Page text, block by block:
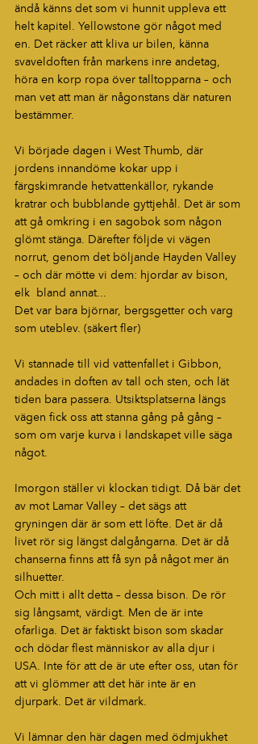
ändå känns det som vi hunnit uppleva ett
helt kapitel. Yellowstone gör något med
en. Det räcker att kliva ur bilen, känna
svaveldoften från markens inre andetag,
höra en korp ropa över talltopparna – och
man vet att man är någonstans där naturen
bestämmer.
Vi började dagen i West Thumb, där
jordens innandöme kokar upp i
färgskimrande hetvattenkällor, rykande
kratrar och bubblande gyttjehål. Det är som
att gå omkring i en sagobok som någon
glömt stänga. Därefter följde vi vägen
norrut, genom det böljande Hayden Valley
– och där mötte vi dem: hjordar av bison,
elk  bland annat...
Det var bara björnar, bergsgetter och varg
som uteblev. (säkert fler)
Vi stannade till vid vattenfallet i Gibbon,
andades in doften av tall och sten, och lät
tiden bara passera. Utsiktsplatserna längs
vägen fick oss att stanna gång på gång –
som om varje kurva i landskapet ville säga
något.
Imorgon ställer vi klockan tidigt. Då bär det
av mot Lamar Valley – det sägs att
gryningen där är som ett löfte. Det är då
livet rör sig längst dalgångarna. Det är då
chanserna finns att få syn på något mer än
silhuetter.
Och mitt i allt detta – dessa bison. De rör
sig långsamt, värdigt. Men de är inte
ofarliga. Det är faktiskt bison som skadar
och dödar flest människor av alla djur i
USA. Inte för att de är ute efter oss, utan för
att vi glömmer att det här inte är en
djurpark. Det är vildmark.
Vi lämnar den här dagen med ödmjukhet